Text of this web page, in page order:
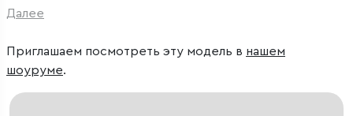
помещений.
Далее
Приглашаем посмотреть эту модель в нашем
шоуруме.